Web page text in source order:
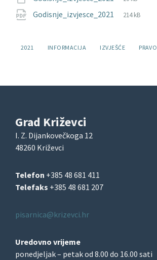
Godisnje_izvjesce_2021
File
pdf
File
214 kB
Oznake:
2021 INFORMACIJA IZVJEŠĆE PRAVO
Grad Križevci
I. Z. Dijankovečkoga 12
48260 Križevci
Telefon +385 48 681 411
Telefaks +385 48 681 207
pisarnica@krizevci.hr
Uredovno vrijeme
ponedjeljak – petak od 8.00 do 16.00 sati